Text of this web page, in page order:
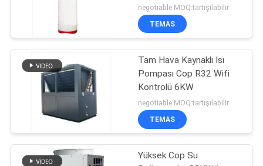
BIZIMLE
İLETIŞIM
HABERLER
DURUMLAR
BIR
İNDIRIM
negotiable MOQ:tartışılabilir
TEMAS
Tam Hava Kaynaklı Isı
Pompası Cop R32 Wifi
Kontrolü 6KW
negotiable MOQ:tartışılabilir
TEMAS
Yüksek Cop Su